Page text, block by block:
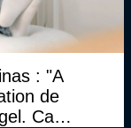
: "A
de
Ca